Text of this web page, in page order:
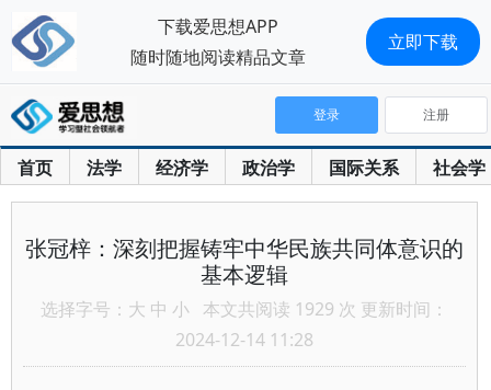
首页 法学 经济学 政治学 国际关系 社会学
登录 注册
张冠梓：深刻把握铸牢中华民族共同体意识的
基本逻辑
选择字号： 大 中 小 本文共阅读 1929 次 更新时间：
2024-12-14 11:28
下载爱思想APP
随时随地阅读精品文章
立即下载